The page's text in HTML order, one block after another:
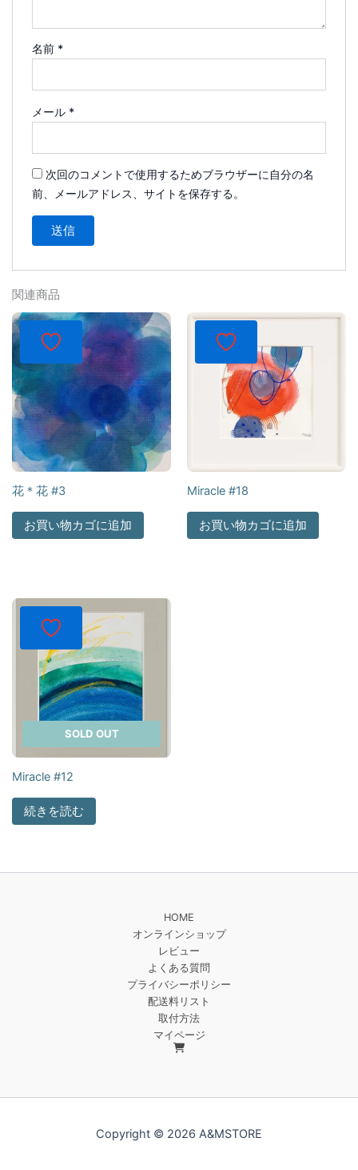
名前 *
メール *
次回のコメントで使用するためブラウザーに自分の名
前、メールアドレス、サイトを保存する。
関連商品
花＊花 #3
お買い物カゴに追加
Miracle #18
お買い物カゴに追加
SOLD OUT
Miracle #12
続きを読む
HOME
オンラインショップ
レビュー
よくある質問
プライバシーポリシー
配送料リスト
取付方法
マイページ
Copyright © 2026 A&MSTORE